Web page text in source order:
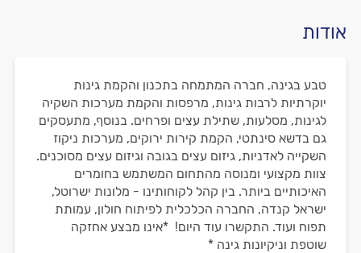
אודות
טבע בגינה, חברה המתמחה בתכנון והקמת גינות
יוקרתיות לרבות גינות, מרפסות והקמת מערכות השקיה
לגינות, מסלעות, שתילת עצים ופרחים. בנוסף, מתעסקים
גם בדשא סינתטי, הקמת קירות ירוקים, מערכות ניקוז
השקייה לאדניות, גיזום עצים בגובה וגיזום עצים מסוכנים.
צוות מקצועי ומנוסה מהתחום המשתמש בחומרים
האיכותיים ביותר. בין קהל לקוחותינו - מלונות ישרוטל,
ישראל קנדה, החברה הכלכלית לפיתוח חולון, עמותת
תפוח ועוד. התקשרו עוד היום! *אינו מבצע אחזקה
שוטפת וניקיונות גינה *